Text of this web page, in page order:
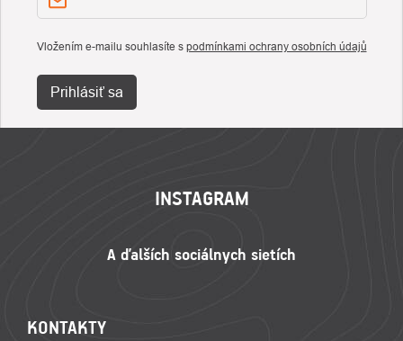
Vložením e-mailu souhlasíte s podmínkami ochrany osobních údajů
Prihlásiť sa
INSTAGRAM
KONTAKTY